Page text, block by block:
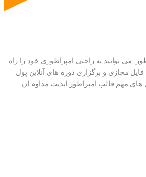
می توانید به راحتی امپراطوری خود را راه
مجازی و برگزاری دوره های آنلاین پول
های مهم قالب امپراطور آپدیت مداوم آن